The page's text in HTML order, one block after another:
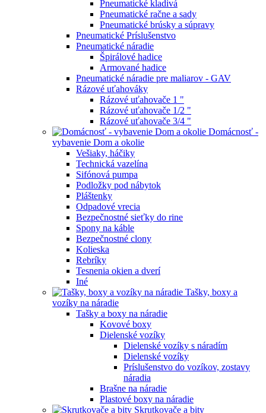
Pneumatické kladivá
Pneumatické račne a sady
Pneumatické brúsky a súpravy
Pneumatické Príslušenstvo
Pneumatické náradie
Špirálové hadice
Armované hadice
Pneumatické náradie pre maliarov - GAV
Rázové uťahováky
Rázové uťahovače 1 "
Rázové uťahovače 1/2 "
Rázové uťahovače 3/4 "
Domácnosť -
vybavenie Dom a okolie
Vešiaky, háčiky
Technická vazelína
Sifónová pumpa
Podložky pod nábytok
Pláštenky
Odpadové vrecia
Bezpečnostné sieťky do rine
Spony na káble
Bezpečnostné clony
Kolieska
Rebríky
Tesnenia okien a dverí
Iné
Tašky, boxy a
vozíky na náradie
Tašky a boxy na náradie
Kovové boxy
Dielenské vozíky
Dielenské vozíky s náradím
Dielenské vozíky
Príslušenstvo do vozíkov, zostavy
náradia
Brašne na náradie
Plastové boxy na náradie
Skrutkovače a bity